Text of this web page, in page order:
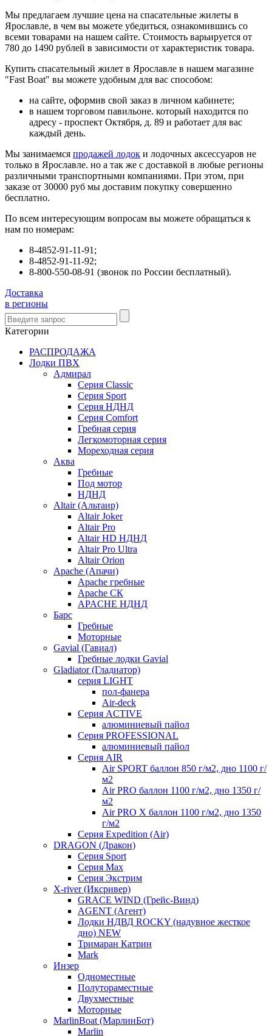
Мы предлагаем лучшие цена на спасательные жилеты в
Ярославле, в чем вы можете убедиться, ознакомившись со
всеми товарами на нашем сайте. Стоимость варьируется от
780 до 1490 рублей в зависимости от характеристик товара.
Купить спасательный жилет в Ярославле в нашем магазине
"Fast Boat" вы можете удобным для вас способом:
на сайте, оформив свой заказ в личном кабинете;
в нашем торговом павильоне. который находится по
адресу - проспект Октября, д. 89 и работает для вас
каждый день.
Мы занимаемся продажей лодок и лодочных аксессуаров не
только в Ярославле. но а так же с доставкой в любые регионы
различными транспортными компаниями. При этом, при
заказе от 30000 руб мы доставим покупку совершенно
бесплатно.
По всем интересующим вопросам вы можете обращаться к
нам по номерам:
8-4852-91-11-91;
8-4852-91-11-92;
8-800-550-08-91 (звонок по России бесплатный).
Доставка
в регионы
Категории
РАСПРОДАЖА
Лодки ПВХ
Адмирал
Серия Classic
Серия Sport
Серия НДНД
Серия Comfort
Гребная серия
Легкомоторная серия
Мореходная серия
Аква
Гребные
Под мотор
НДНД
Altair (Альтаир)
Altair Joker
Altair Pro
Altair HD НДНД
Altair Pro Ultra
Altair Orion
Apache (Апачи)
Apache гребные
Apache СК
APACHE НДНД
Барс
Гребные
Моторные
Gavial (Гавиал)
Гребные лодки Gavial
Gladiator (Гладиатор)
серия LIGHT
пол-фанера
Air-deck
Серия ACTIVE
алюминиевый пайол
Серия PROFESSIONAL
алюминиевый пайол
Серия AIR
Air SPORT баллон 850 г/м2, дно 1100 г/
м2
Air PRO баллон 1100 г/м2, дно 1350 г/
м2
Air PRO X баллон 1100 г/м2, дно 1350
г/м2
Серия Expedition (Air)
DRAGON (Дракон)
Серия Sport
Серия Max
Серия Экстрим
X-river (Иксривер)
GRACE WIND (Грейс-Винд)
AGENT (Агент)
Лодки НДВД ROCKY (надувное жесткое
дно) NEW
Тримаран Катрин
Mark
Инзер
Одноместные
Полутораместные
Двухместные
Моторные
MarlinBoat (МарлинБот)
Marlin